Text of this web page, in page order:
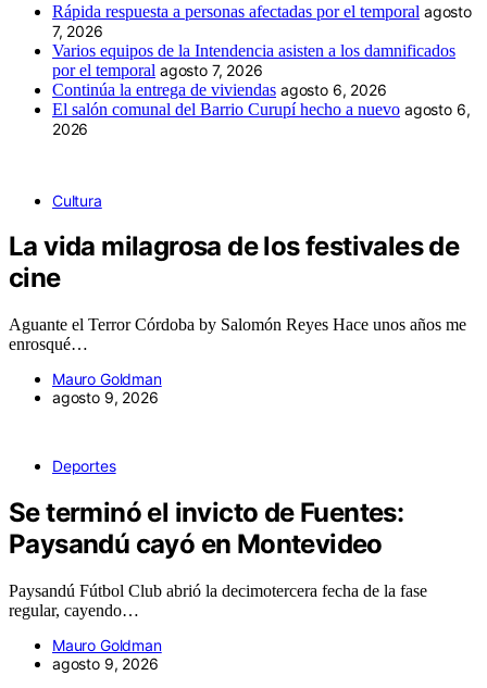
Rápida respuesta a personas afectadas por el temporal agosto
7, 2026
Varios equipos de la Intendencia asisten a los damnificados
por el temporal agosto 7, 2026
Continúa la entrega de viviendas agosto 6, 2026
El salón comunal del Barrio Curupí hecho a nuevo agosto 6,
2026
Cultura
La vida milagrosa de los festivales de
cine
Aguante el Terror Córdoba by Salomón Reyes Hace unos años me
enrosqué…
Mauro Goldman
agosto 9, 2026
Deportes
Se terminó el invicto de Fuentes:
Paysandú cayó en Montevideo
Paysandú Fútbol Club abrió la decimotercera fecha de la fase
regular, cayendo…
Mauro Goldman
agosto 9, 2026